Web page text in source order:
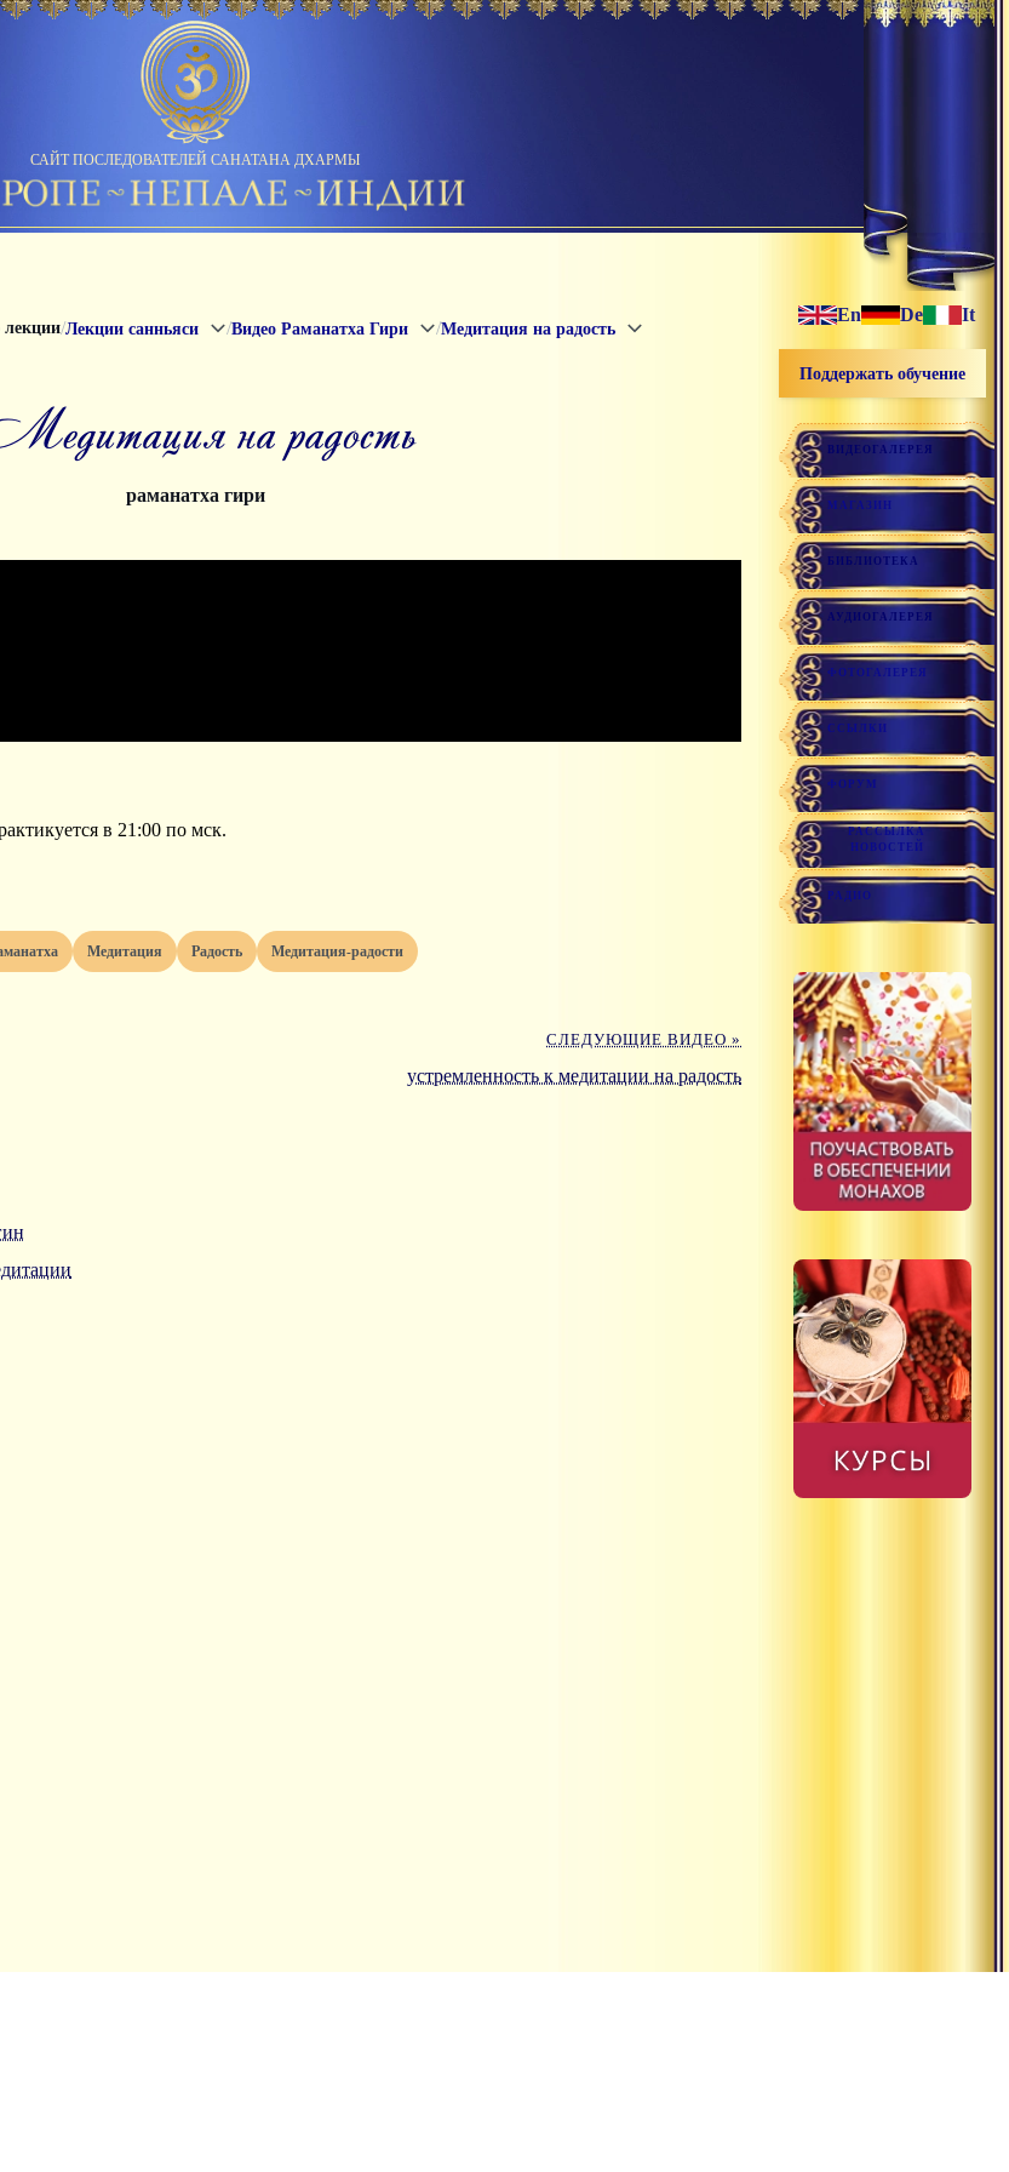
САЙТ ПОСЛЕДОВАТЕЛЕЙ САНАТАНА ДХАРМЫ
лекции/Лекции санньяси /Видео Раманатха Гири /Медитация на радость
медитация на радость
раманатха гири
в 21:00 по мск.
медитация радость медитация-радости
СЛЕДУЮЩИЕ ВИДЕО »
устремленность к медитации на радость
En De It
Поддержать обучение
ВИДЕОГАЛЕРЕЯ
МАГАЗИН
БИБЛИОТЕКА
АУДИОГАЛЕРЕЯ
ФОТОГАЛЕРЕЯ
ССЫЛКИ
ФОРУМ
РАССЫЛКА
НОВОСТЕЙ
РАДИО